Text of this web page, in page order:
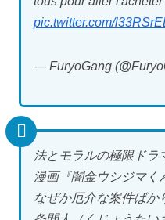
pic.twitter.com/
— FuryoGang
法とモラルの極限ドラ
漫画『闇金ウシジマく
なぜか厄介な案件ばか